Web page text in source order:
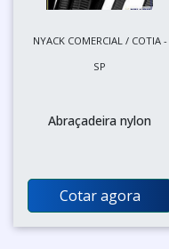
NYACK COMERCIAL / COTIA -
SP
Abraçadeira nylon
Cotar agora